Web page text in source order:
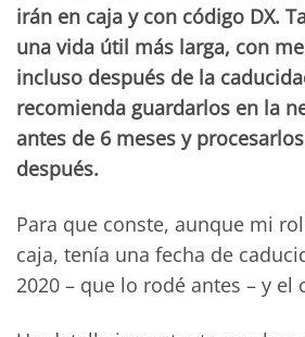
irán en caja y con código DX.
una vida útil más larga, con
incluso después de la
recomienda guardarlos en la
antes de 6 meses y
después.
Para que conste, aunque mi
caja, tenía una fecha de
2020 – que lo rodé antes – y el